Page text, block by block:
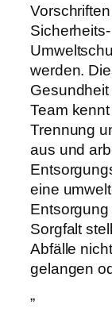
werden.
Team
Trennung
aus und
eine
Sorgfalt
Abfälle
gelangen
”